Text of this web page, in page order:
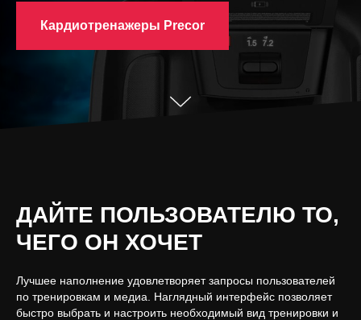
Кардиотренажеры Precor
ДАЙТЕ ПОЛЬЗОВАТЕЛЮ ТО,
ЧЕГО ОН ХОЧЕТ
Лучшее наполнение удовлетворяет запросы пользователей
по тренировкам и медиа. Наглядный интерфейс позволяет
быстро выбрать и настроить необходимый вид тренировки и